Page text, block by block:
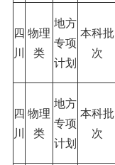
四
川
物理
类
地方
专项
计划
本科批
次
四
川
物理
类
地方
专项
计划
本科批
次